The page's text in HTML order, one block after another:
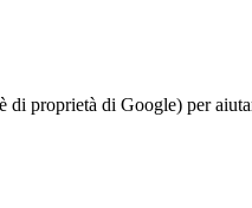
proprietà di Google) per